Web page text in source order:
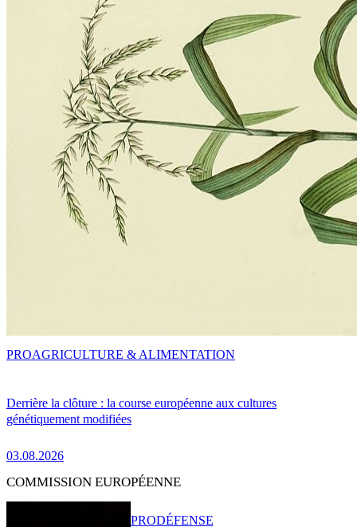
Derrière la clôture : la course européenne aux cultures
génétiquement modifiées
03.08.2026
PROAGRICULTURE & ALIMENTATION
COMMISSION EUROPÉENNE
PRODÉFENSE